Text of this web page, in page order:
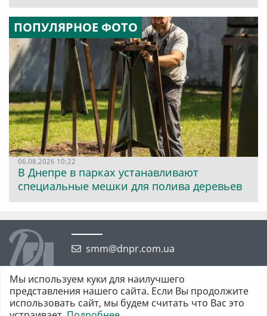
ПОПУЛЯРНОЕ ФОТО
06.08.2026 10:22
В Днепре в парках устанавливают
специальные мешки для полива деревьев
smm@dnpr.com.ua
Мы используем куки для наилучшего
представления нашего сайта. Если Вы продолжите
использовать сайт, мы будем считать что Вас это